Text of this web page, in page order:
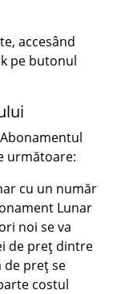
accesând
pe butonul
următoare:
cu un număr
Lunar
noi se va
de preț dintre
de preț se
costul